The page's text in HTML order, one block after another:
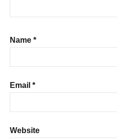
Name *
Email *
Website